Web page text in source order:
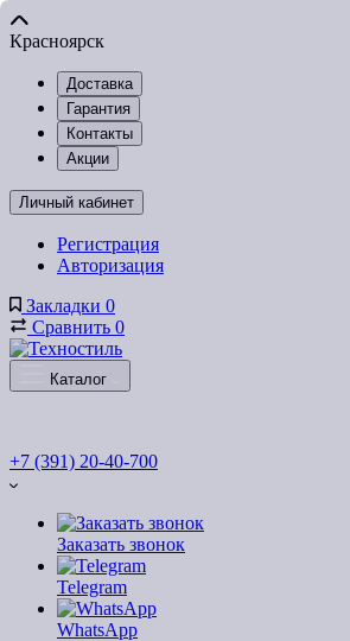
Красноярск
Доставка
Гарантия
Контакты
Акции
Личный кабинет
Регистрация
Авторизация
Закладки 0
Сравнить 0
Каталог
+7 (391) 20-40-700
Заказать звонок
Telegram
WhatsApp